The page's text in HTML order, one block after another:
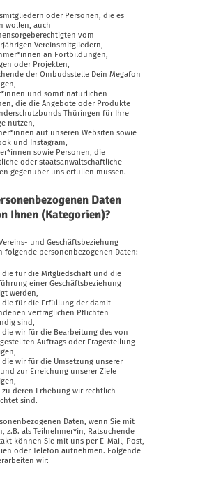
oder Personen, die es
wollen, auch
vom
Vereinsmitgliedern,
an Fortbildungen,
oder Projekten,
der Ombudsstelle Dein Megafon
und somit natürlichen
die die Angebote oder Produkte
Thüringen für Ihre
nutzen,
auf unseren Websiten sowie
und Instagram,
sowie Personen, die
oder staatsanwaltschaftliche
gegenüber uns erfüllen müssen.
Daten
Ihnen (Kategorien)?
und Geschäftsbeziehung
folgende personenbezogenen Daten:
die für die Mitgliedschaft und die
einer Geschäftsbeziehung
werden,
die für die Erfüllung der damit
vertraglichen Pflichten
sind,
die wir für die Bearbeitung des von
Auftrags oder Fragestellung
die wir für die Umsetzung unserer
zur Erreichung unserer Ziele
zu deren Erhebung wir rechtlich
sind.
Daten, wenn Sie mit
z.B. als Teilnehmer*in, Ratsuchende
können Sie mit uns per E-Mail, Post,
oder Telefon aufnehmen. Folgende
wir: